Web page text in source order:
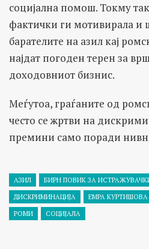
социјална помош. Токму
фактички ги мотивирала и
барателите на азил кај
најдат погоден терен за
доходовниот бизнис.
Меѓутоа, граѓаните од
често се жртви на
премини само поради
АЗИЛ
БИРН ПОВИК ЗА
ДИСКРИМИНАЦИЈА
ЕМРА КУРТИШОВА
РОМИ
СОЦИЈАЛА